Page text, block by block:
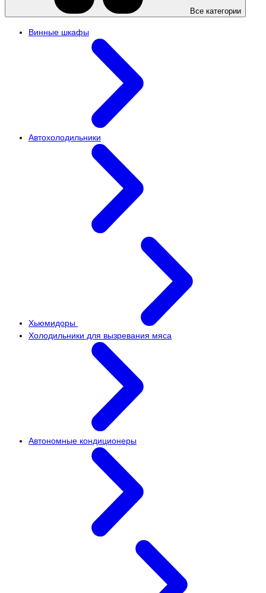
Все категории
Винные шкафы
Автохолодильники
Хьюмидоры
Холодильники для вызревания мяса
Автономные кондиционеры